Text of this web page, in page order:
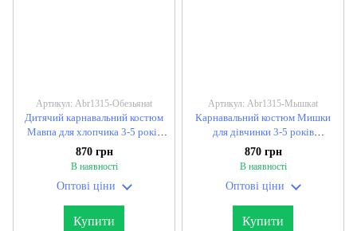
Артикул: Abr1315-Обезьянаt
Дитячий карнавальний костюм
Мавпа для хлопчика 3-5 років
"KARNAVAL" від прямого
постачальника
870 грн
В наявності
Оптові ціни
Купити
Артикул: Abr1315-Мышкаt
Карнавальний костюм Мишки
для дівчинки 3-5 років
"KARNAVAL" від прямого
постачальника
870 грн
В наявності
Оптові ціни
Купити